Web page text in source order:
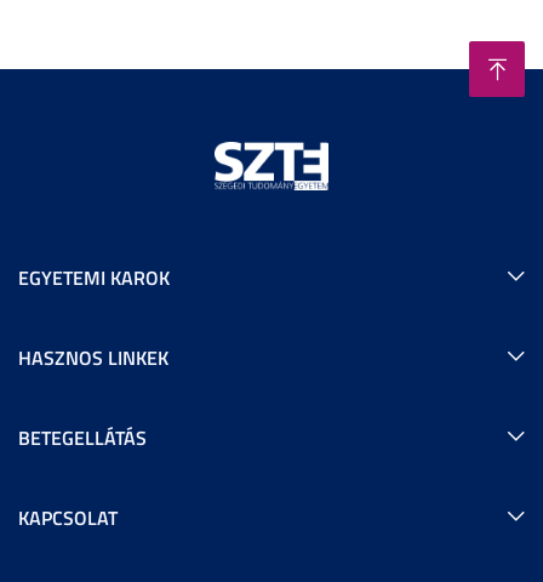
EGYETEMI KAROK
HASZNOS LINKEK
BETEGELLÁTÁS
KAPCSOLAT